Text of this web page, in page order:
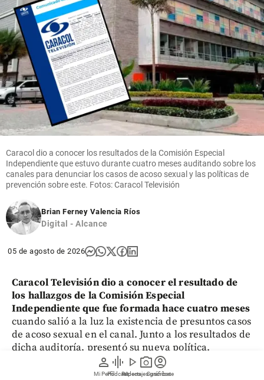
person
Mi Perfil
graphic_eq
Pódcast
play_arrow
Videos
photo_camera
Reportajes gráficos
account_circle
Suscríbete
Caracol dio a conocer los resultados de la Comisión Especial
Independiente que estuvo durante cuatro meses auditando sobre los
canales para denunciar los casos de acoso sexual y las políticas de
prevención sobre este. Fotos: Caracol Televisión
Brian Ferney Valencia Ríos
Digital - Alcance
05 de agosto de 2026
Caracol Televisión dio a conocer el resultado de
los hallazgos de la Comisión Especial
Independiente que fue formada hace cuatro meses
cuando salió a la luz la existencia de presuntos casos
de acoso sexual en el canal. Junto a los resultados de
dicha auditoría, presentó su nueva política.